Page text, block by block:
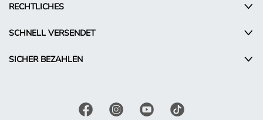
RECHTLICHES
SCHNELL VERSENDET
SICHER BEZAHLEN